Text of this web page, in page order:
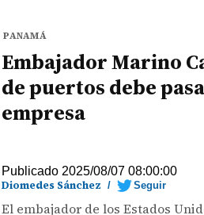
PANAMÁ
Embajador Marino
de puertos debe
empresa
Publicado 2025/08/07 08:00:00
Diomedes Sánchez / Seguir
El embajador de los Estados